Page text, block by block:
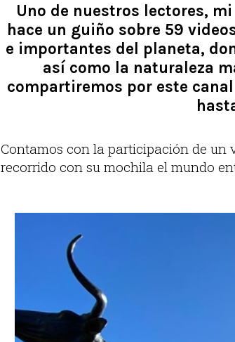
Uno de nuestros lectores,
hace un guiño sobre 59
e importantes del planeta,
así como la naturaleza
compartiremos por este
Contamos con la participación de un
recorrido con su mochila el mundo